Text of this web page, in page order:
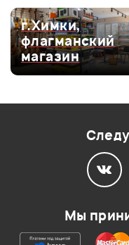
Оценка5
Оценка4
Оценка3
Ваша оценка:
г.Химки,
флагманский
магазин
Мы